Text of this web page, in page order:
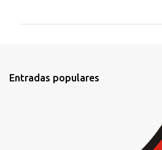
t
Entradas populares